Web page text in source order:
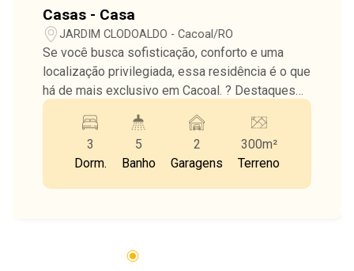
Casas - Casa
JARDIM CLODOALDO - Cacoal/RO
Se você busca sofisticação, conforto e uma
localização privilegiada, essa residência é o que
há de mais exclusivo em Cacoal. ? Destaques
do imóvel: ? Terreno de 300m² ?? 3 suítes
amplas e confortáveis ? Piscina com
acabamento premium ? Cozinha gourmet com
churrasqueira integrada ?? Ambientes
climatizados ? Garagem coberta ? Sistema de
3
Dorm.
5
Banho
2
Garagens
300m²
Terreno